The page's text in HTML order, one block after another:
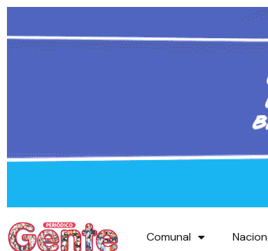
Comunal